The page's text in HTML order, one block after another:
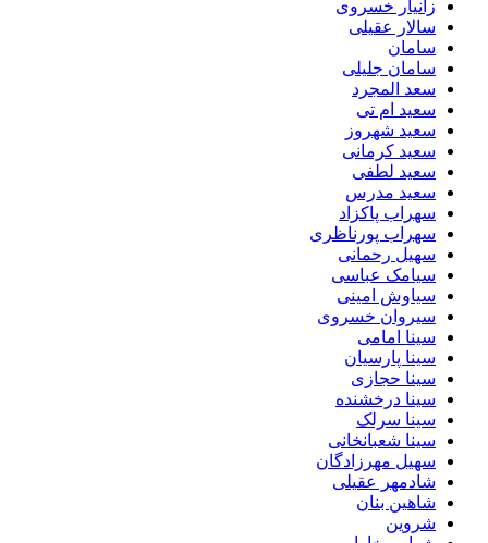
زانیار خسروی
سالار عقیلی
سامان
سامان جلیلی
سعد المجرد
سعید ام تی
سعید شهروز
سعید کرمانی
سعید لطفی
سعید مدرس
سهراب پاکزاد
سهراب پورناظری
سهیل رحمانی
سیامک عباسی
سیاوش امینی
سیروان خسروی
سینا امامی
سینا پارسیان
سینا حجازی
سینا درخشنده
سینا سرلک
سینا شعبانخانی
سهیل مهرزادگان
شادمهر عقیلی
شاهین بنان
شروین